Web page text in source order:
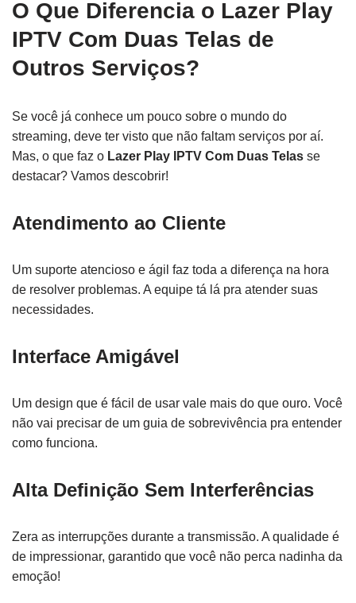
O Que Diferencia o Lazer Play
IPTV Com Duas Telas de
Outros Serviços?
Se você já conhece um pouco sobre o mundo do
streaming, deve ter visto que não faltam serviços por aí.
Mas, o que faz o Lazer Play IPTV Com Duas Telas se
destacar? Vamos descobrir!
Atendimento ao Cliente
Um suporte atencioso e ágil faz toda a diferença na hora
de resolver problemas. A equipe tá lá pra atender suas
necessidades.
Interface Amigável
Um design que é fácil de usar vale mais do que ouro. Você
não vai precisar de um guia de sobrevivência pra entender
como funciona.
Alta Definição Sem Interferências
Zera as interrupções durante a transmissão. A qualidade é
de impressionar, garantido que você não perca nadinha da
emoção!